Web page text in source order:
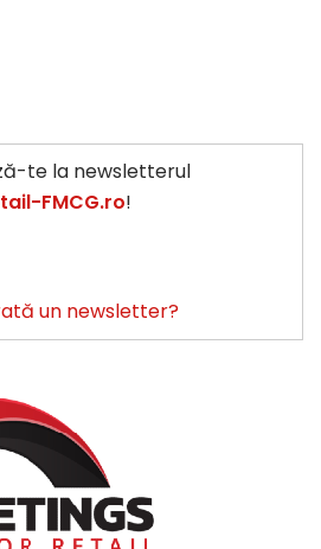
te la newsletterul
FMCG.ro!
un newsletter?